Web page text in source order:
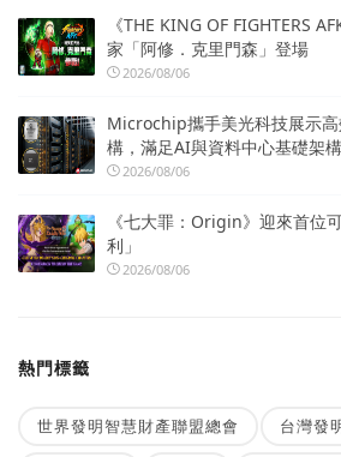
《THE KING OF FIGHTERS
家「阿修．克里門森」登場
2026/08/06
Microchip攜手美光科技展示
構，滿足AI與資料中心基礎架
2026/08/06
《七大罪：Origin》迎來首位
利」
2026/08/06
熱門標籤
世界發明智慧財產聯盟總會 台灣發